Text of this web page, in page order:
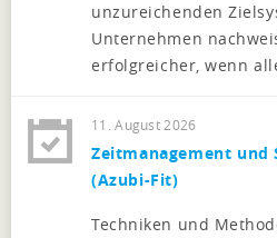
unzureichenden
Unternehmen
erfolgreicher, wenn
11. August 2026
Zeitmanagement und
(Azubi-Fit)
Techniken und